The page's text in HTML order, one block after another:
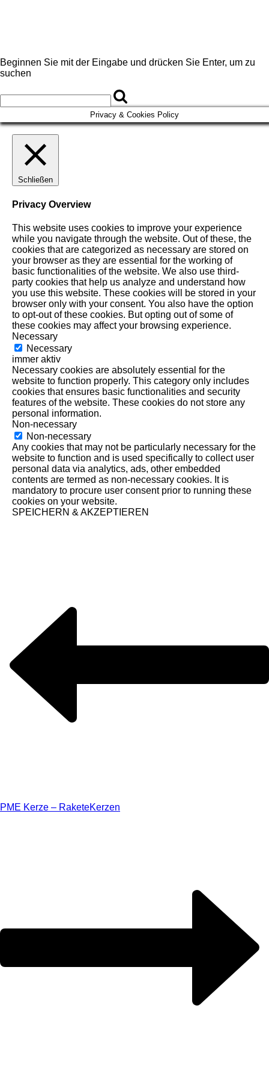
Beginnen Sie mit der Eingabe und drücken Sie Enter, um zu
suchen
Privacy & Cookies Policy
Schließen
Privacy Overview
This website uses cookies to improve your experience
while you navigate through the website. Out of these, the
cookies that are categorized as necessary are stored on
your browser as they are essential for the working of
basic functionalities of the website. We also use third-
party cookies that help us analyze and understand how
you use this website. These cookies will be stored in your
browser only with your consent. You also have the option
to opt-out of these cookies. But opting out of some of
these cookies may affect your browsing experience.
Necessary
Necessary
immer aktiv
Necessary cookies are absolutely essential for the
website to function properly. This category only includes
cookies that ensures basic functionalities and security
features of the website. These cookies do not store any
personal information.
Non-necessary
Non-necessary
Any cookies that may not be particularly necessary for the
website to function and is used specifically to collect user
personal data via analytics, ads, other embedded
contents are termed as non-necessary cookies. It is
mandatory to procure user consent prior to running these
cookies on your website.
SPEICHERN & AKZEPTIEREN
PME Kerze – RaketeKerzen